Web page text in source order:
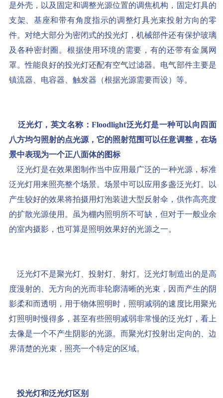
是外壳，以及固定和调整光源位置的调焦机构，固定灯具的
支架、基座和带有角度指示的调整灯具光束投射方向的零
件。对绝大部分为密闭式的投光灯，机械部件还有保护玻璃
及各种密封圈。根据使用环境的需要，有的还带有金属网
罩。性能良好的投光灯还配有空气过滤器。电气部件主要是
镇流器、电容器、触发器（根据光源需要而设）等。
泛光灯，英文名称：Floodlight泛光灯是一种可以向四面
八方均匀照射的点光源，它的照射范围可以任意调整，在场
景中表现为一个正八面体的图标
泛光灯是在效果图制作当中应用最广泛的一种光源，标准
泛光灯用来照亮整个场景。场景中可以应用多盏泛光灯。以
产生较好的效果将拍摄用灯泡装进大型反射伞，供作高亮度
的扩散光源使用。虽为棚内照明所不可缺，但对于一般业余
的室内摄影，也可算是照明效果好的光源之一。
泛光灯不是聚光灯、投射灯、射灯。泛光灯制造出的是高
度漫射的、无方向的光而非轮廓清晰的光束，因而产生的阴
影柔和而透明，用于物体照明时，照明减弱的速度比用聚光
灯照明时慢得多，甚至有些照明减弱非常慢的泛光灯，看上
去像是一个不产生阴影的光源。而聚光灯投射出定向的、边
界清楚的光束，照亮一个特定的区域。
投光灯和泛光灯区别